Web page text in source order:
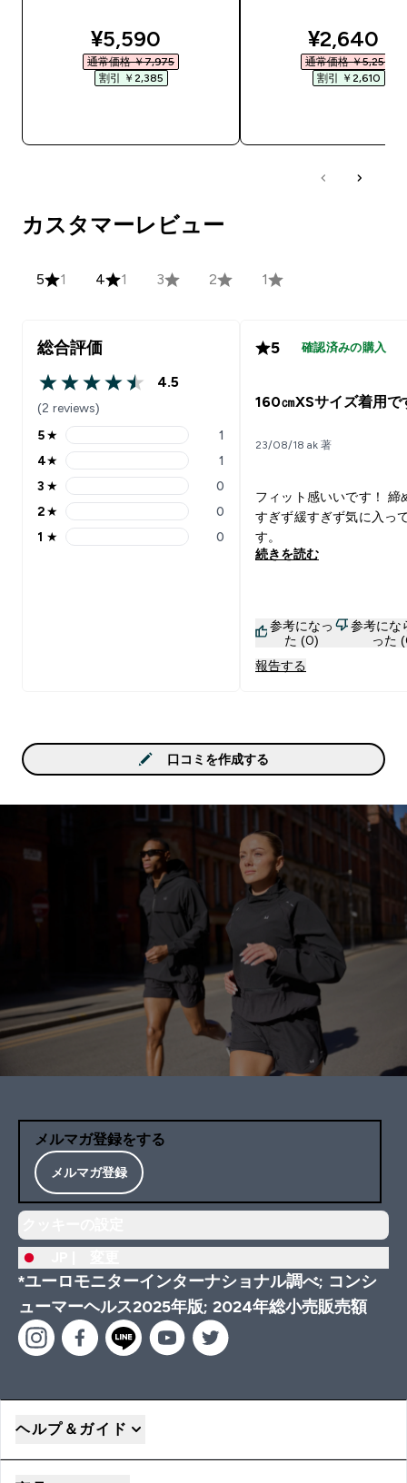
discounted price
¥5,590‎
通常価格 ￥7,975‎
割引 ￥2,385‎
¥2,640‎
通常価格 ￥5,250‎
割引 ￥2,610‎
カスタマーレビュー
5 1 4 1 3 2 1
総合評価
4.5 out of 5 stars
4.5
(2 reviews)
5 stars rating 1 reviews
5★ 1
4 stars rating 1 reviews
4★ 1
3 stars rating 0 reviews
3 ★ 0
2 stars rating 0 reviews
2★ 0
1 stars rating 0 reviews
1 ★ 0
5 確認済みの購入
160㎝XSサイズ着用で
23/08/18 ak 著
フィット感いいです！ 締
すぎず緩すぎず気に入っ
す。
続きを読む
参考になっ
た (0)
参考にな
った
報告する
口コミを作成する
メルマガ登録をする
メルマガ登録
*ユーロモニターインターナショナル調べ; コンシ
ューマーヘルス2025年版; 2024年総小売販売額
ヘルプ＆ガイド